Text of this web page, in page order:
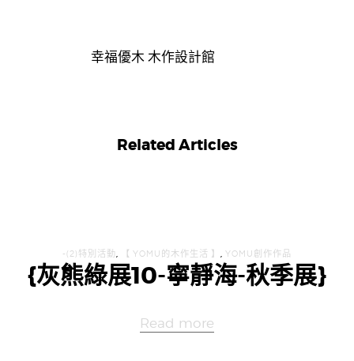
幸福優木 木作設計館
Related Articles
-(2)特別活動, 【 YOMU的木作生活 】 , YOMU創作作品
{灰熊綠展10-寧靜海-秋季展}
Read more